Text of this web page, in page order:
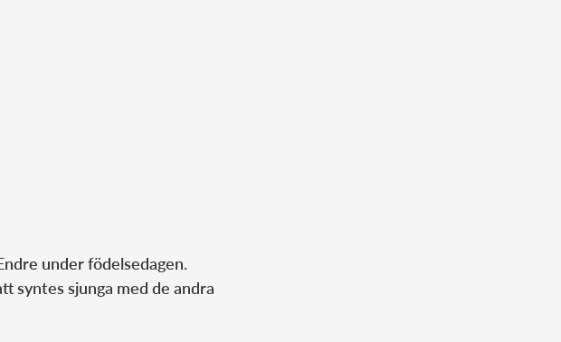
under födelsedagen.
syntes sjunga med de andra